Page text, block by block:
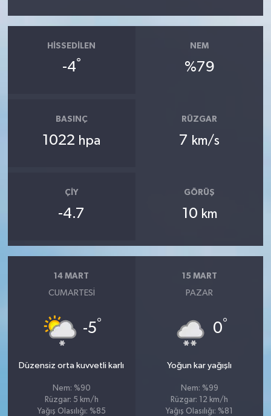
HISSEDILEN
-4°
NEM
%79
BASINÇ
1022 hpa
RÜZGAR
7 km/s
ÇIY
-4.7
GÖRÜŞ
10 km
14 MART
CUMARTESI
-5°
Düzensiz orta kuvvetli karlı
Nem: %90
Rüzgar: 5 km/h
Yağış Olasılığı: %85
15 MART
PAZAR
0°
Yoğun kar yağışlı
Nem: %99
Rüzgar: 12 km/h
Yağış Olasılığı: %81